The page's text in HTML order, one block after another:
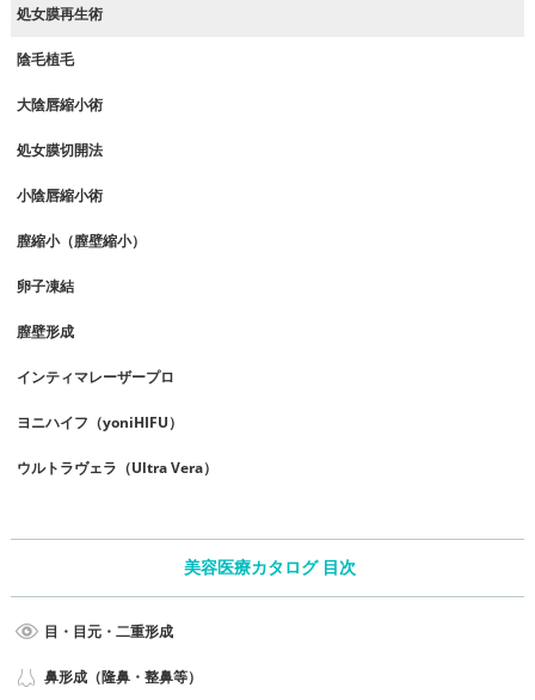
処女膜再生術
陰毛植毛
大陰唇縮小術
処女膜切開法
小陰唇縮小術
膣縮小（膣壁縮小）
卵子凍結
膣壁形成
インティマレーザープロ
ヨニハイフ（yoniHIFU）
ウルトラヴェラ（Ultra Vera）
美容医療カタログ 目次
目・目元・二重形成
鼻形成（隆鼻・整鼻等）